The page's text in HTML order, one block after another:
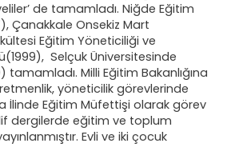
de tamamladı. Niğde Eğitim
Çanakkale Onsekiz Mart
Eğitim Yöneticiliği ve
Selçuk Üniversitesinde
tamamladı. Milli Eğitim Bakanlığına
yöneticilik görevlerinde
İlinde Eğitim Müfettişi olarak görev
dergilerde eğitim ve toplum
Evli ve iki çocuk